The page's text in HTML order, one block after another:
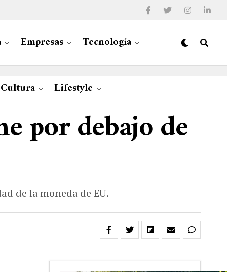
Empresas Tecnología
Lifestyle
por debajo de
de la moneda de EU.